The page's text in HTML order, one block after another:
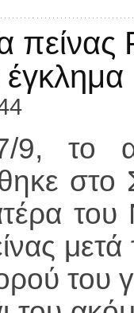
πείνας
9, το
στο
του
του